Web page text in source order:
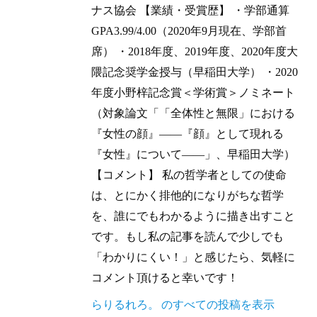
ナス協会 【業績・受賞歴】 ・学部通算
GPA3.99/4.00（2020年9月現在、学部首
席） ・2018年度、2019年度、2020年度大
隈記念奨学金授与（早稲田大学） ・2020
年度小野梓記念賞＜学術賞＞ノミネート
（対象論文「「全体性と無限」における
『女性の顔』——『顔』として現れる
『女性』について——」、早稲田大学）
【コメント】 私の哲学者としての使命
は、とにかく排他的になりがちな哲学
を、誰にでもわかるように描き出すこと
です。もし私の記事を読んで少しでも
「わかりにくい！」と感じたら、気軽に
コメント頂けると幸いです！
らりるれろ。 のすべての投稿を表示